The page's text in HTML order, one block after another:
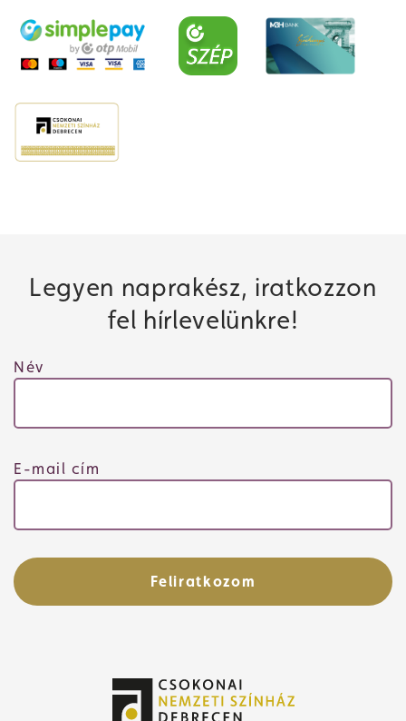
Legyen naprakész, iratkozzon
fel hírlevelünkre!
Név
E-mail cím
Feliratkozom